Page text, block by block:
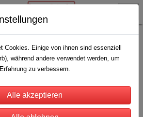
anderes(117)
Cookies. Einige von ihnen sind essenziell
während andere verwendet werden, um
zu verbessern.